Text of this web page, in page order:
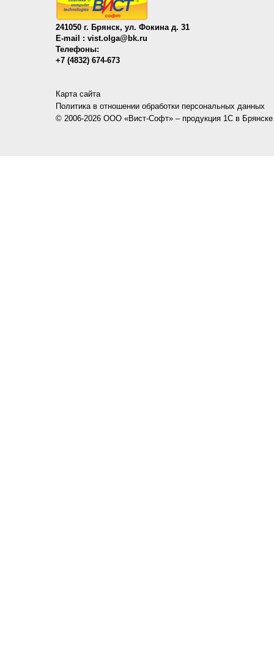
241050 г. Брянск, ул. Фокина д. 31
E-mail : vist.olga@bk.ru
Телефоны:
+7 (4832) 674-673
Карта сайта
Политика в отношении обработки персональных данных
© 2006-2026 ООО «Вист-Софт» – продукция 1C в Брянске